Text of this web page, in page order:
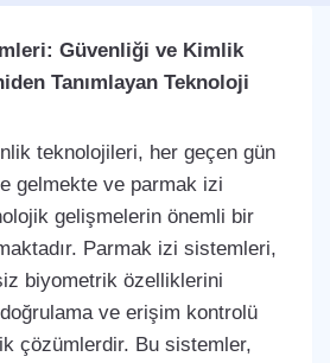
Güvenliği ve Kimlik
Tanımlayan Teknoloji
teknolojileri, her geçen gün
gelmekte ve parmak izi
gelişmelerin önemli bir
Parmak izi sistemleri,
biyometrik özelliklerini
ve erişim kontrolü
çözümlerdir. Bu sistemler,